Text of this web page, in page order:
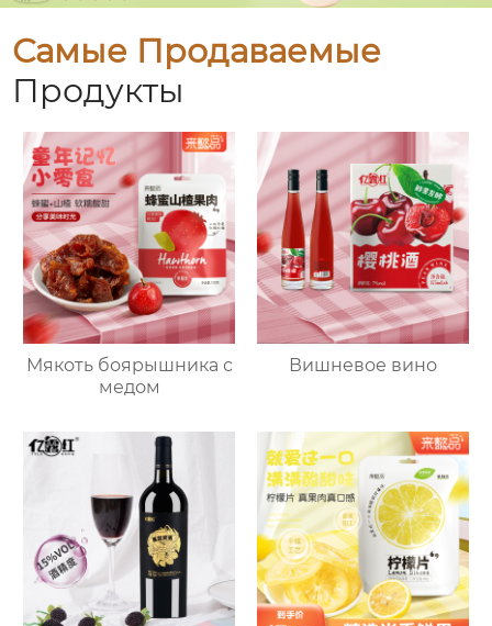
Самые Продаваемые
Продукты
Мякоть боярышника с
медом
Вишневое вино